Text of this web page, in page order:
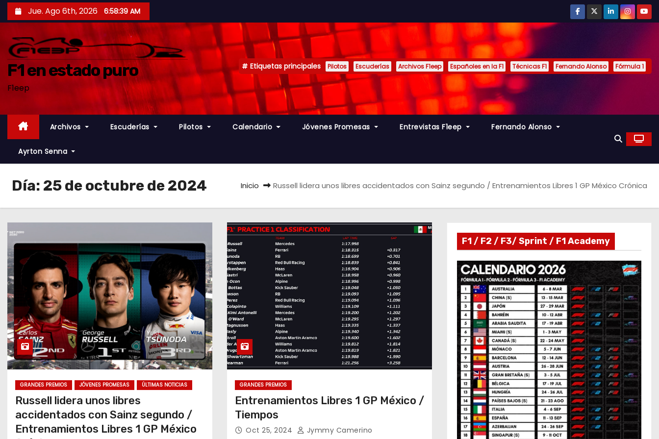
a
c
Jue. Ago 6th, 2026 6:58:40 AM
F1 en estado puro
F1eep
Etiquetas principales Pilotos Escuderías Archivos F1eep Españoles en la F1 Técnicas F1 Fernando Alonso Fórmula 1
Archivos Escuderías Pilotos Calendario Jóvenes Promesas Entrevistas F1eep Fernando Alonso
Ayrton Senna
Día: 25 de octubre de 2024 Inicio Russell lidera unos libres accidentados con Sainz segundo / Entrenamientos Libres 1 GP México Crónica
GRANDES PREMIOS JÓVENES PROMESAS ÚLTIMAS NOTICIAS
Russell lidera unos libres
accidentados con Sainz segundo /
Entrenamientos Libres 1 GP México
GRANDES PREMIOS
Entrenamientos Libres 1 GP México /
Tiempos
Oct 25, 2024 Jymmy Camerino
F1 / F2 / F3/ Sprint / F1 Academy